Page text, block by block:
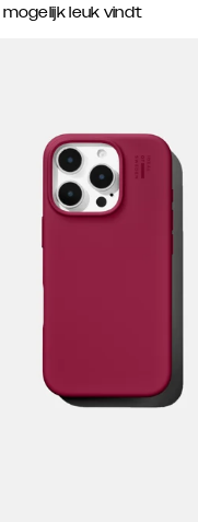
leuk vindt